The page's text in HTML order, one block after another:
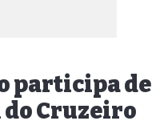
participa de
do Cruzeiro